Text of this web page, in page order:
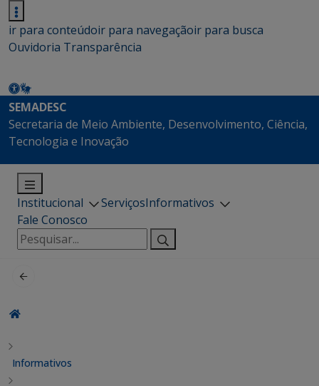
ir para conteúdoir para navegaçãoir para busca
Ouvidoria Transparência
SEMADESC
Secretaria de Meio Ambiente, Desenvolvimento, Ciência,
Tecnologia e Inovação
Institucional ServiçosInformativos
Fale Conosco
Pesquisar
por:
Informativos